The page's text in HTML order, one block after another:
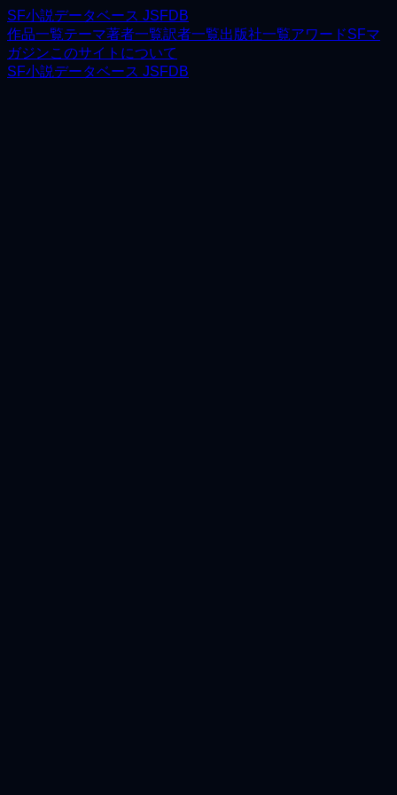
SF小説データベース JSFDB
作品一覧テーマ著者一覧訳者一覧出版社一覧アワードSFマ
ガジンこのサイトについて
SF小説データベース JSFDB